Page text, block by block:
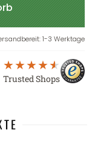
: 1-3 Werktage
Trusted Shops